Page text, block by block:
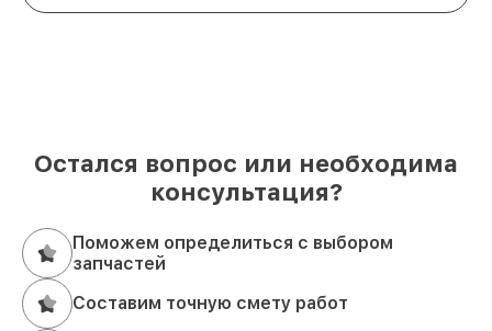
Остался вопрос или необходима
консультация?
Поможем определиться с выбором
запчастей
Составим точную смету работ